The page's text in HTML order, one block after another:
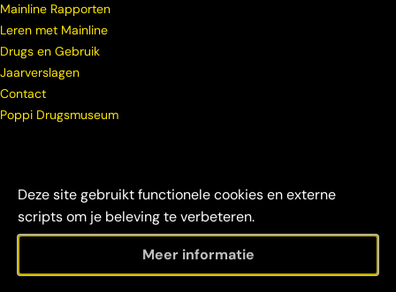
Deze site gebruikt functionele cookies en externe
scripts om je beleving te verbeteren.
Meer informatie
Mainline Rapporten
Leren met Mainline
Drugs en Gebruik
Jaarverslagen
Contact
Poppi Drugsmuseum